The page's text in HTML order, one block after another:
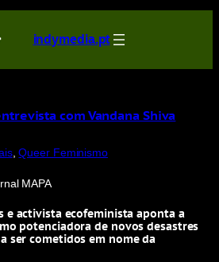
indymedia.pt
com Vandana Shiva
, Queer Feminismo
MAPA
e activista ecofeminista aponta a
potenciadora de novos desastres
ser cometidos em nome da